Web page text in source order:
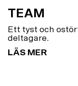
TEAM
Ett tyst och
deltagare.
LÄS MER